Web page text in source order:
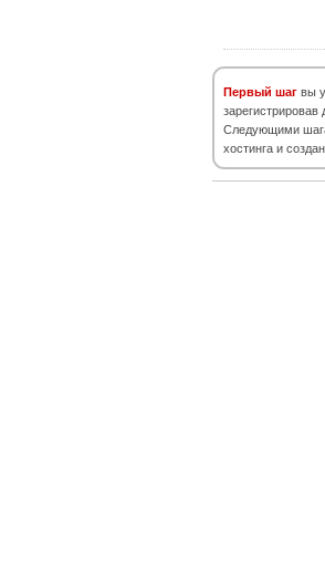
Первый шаг вы
зарегистрировав
Следующими
хостинга и